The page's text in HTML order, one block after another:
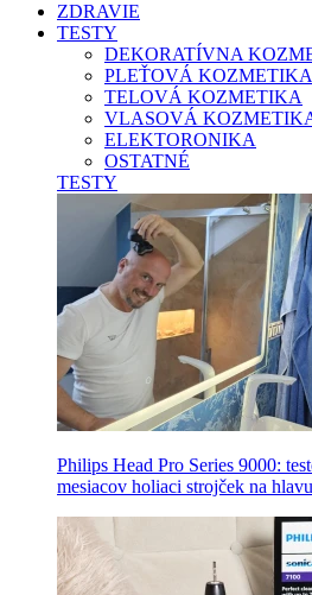
ZDRAVIE
TESTY
DEKORATÍVNA
PLEŤOVÁ KOZMETIKA
TELOVÁ KOZMETIKA
VLASOVÁ
ELEKTORONIKA
OSTATNÉ
TESTY
Philips Head Pro Series 9000:
mesiacov holiaci strojček na hlavu